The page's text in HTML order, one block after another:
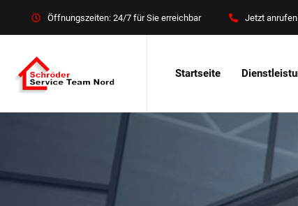
Öffnungszeiten: 24/7 für Sie erreichbar Jetzt anrufen
Startseite